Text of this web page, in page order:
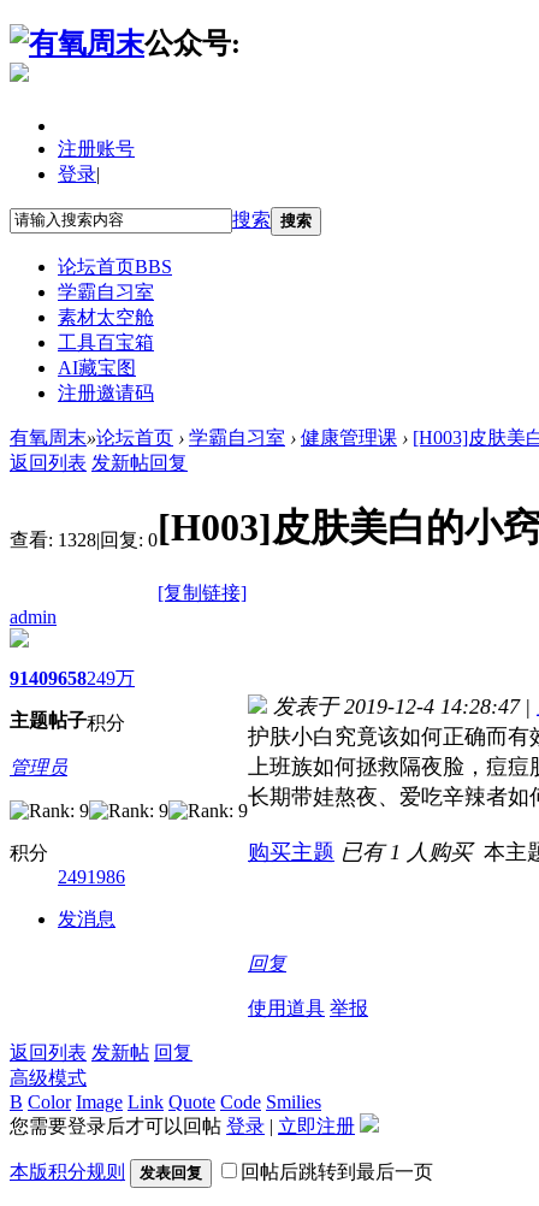
公众号:
注册账号
登录|
搜索 搜索
论坛首页BBS
学霸自习室
素材太空舱
工具百宝箱
AI藏宝图
注册邀请码
有氧周末»论坛首页 › 学霸自习室 › 健康管理课 › [H003]皮肤美
返回列表 发新帖回复
查看: 1328|回复: 0[H003]皮肤美白的小
[复制链接]
admin
9140
主题
9658
帖子
249万
积分
管理员
积分
2491986
发消息
发表于 2019-12-4 14:28:47 |
护肤小白究竟该如何正确而有
上班族如何拯救隔夜脸，痘
长期带娃熬夜、爱吃辛辣者如
购买主题 已有 1 人购买 本主
回复
使用道具 举报
返回列表 发新帖 回复
高级模式
B Color Image Link Quote Code Smilies
您需要登录后才可以回帖 登录 | 立即注册
本版积分规则 发表回复 回帖后跳转到最后一页